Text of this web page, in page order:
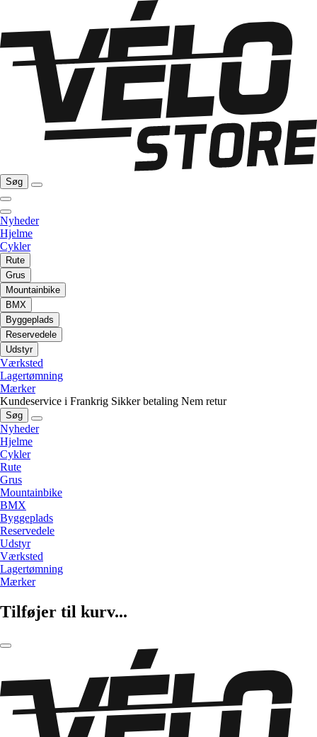
Søg
Nyheder
Hjelme
Cykler
Rute
Grus
Mountainbike
BMX
Byggeplads
Reservedele
Udstyr
Værksted
Lagertømning
Mærker
Kundeservice i Frankrig Sikker betaling Nem retur
Søg
Nyheder
Hjelme
Cykler
Rute
Grus
Mountainbike
BMX
Byggeplads
Reservedele
Udstyr
Værksted
Lagertømning
Mærker
Tilføjer til kurv...